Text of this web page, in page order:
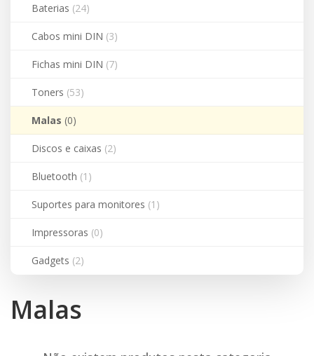
Baterias (24)
Cabos mini DIN (3)
Fichas mini DIN (7)
Toners (53)
Malas (0)
Discos e caixas (2)
Bluetooth (1)
Suportes para monitores (1)
Impressoras (0)
Gadgets (2)
Malas